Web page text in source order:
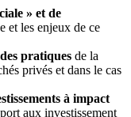
» et de
et les enjeux de ce
pratiques de la
privés et dans le cas
à impact
aux investissement